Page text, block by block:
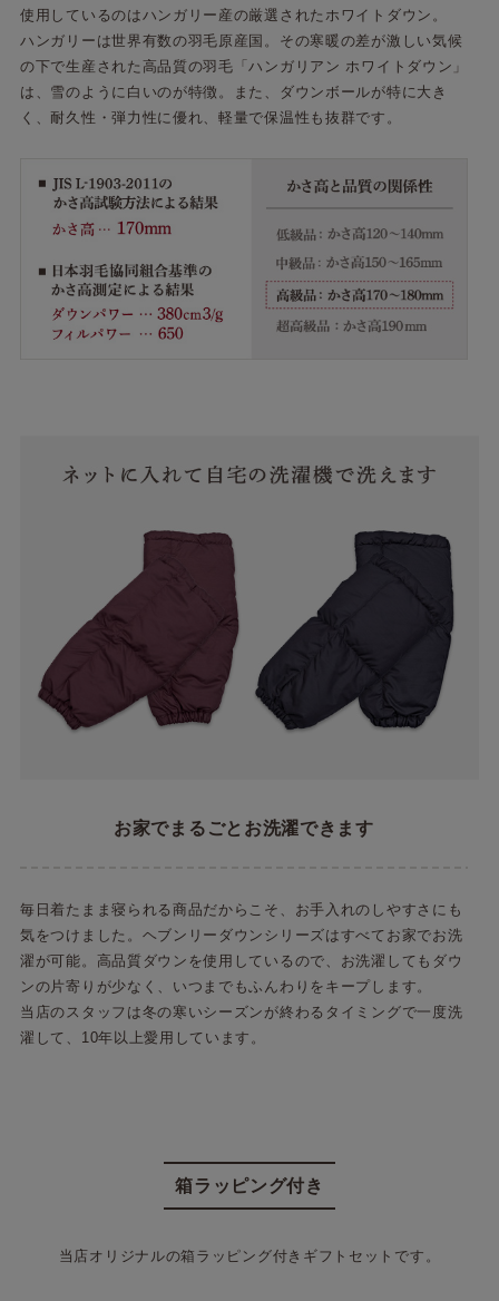
使用しているのはハンガリー産の厳選されたホワイトダウン。
ハンガリーは世界有数の羽毛原産国。その寒暖の差が激しい気候
の下で生産された高品質の羽毛「ハンガリアン ホワイトダウン」
は、雪のように白いのが特徴。また、ダウンボールが特に大き
く、耐久性・弾力性に優れ、軽量で保温性も抜群です。
お家でまるごとお洗濯できます
毎日着たまま寝られる商品だからこそ、お手入れのしやすさにも
気をつけました。ヘブンリーダウンシリーズはすべてお家でお洗
濯が可能。高品質ダウンを使用しているので、お洗濯してもダウ
ンの片寄りが少なく、いつまでもふんわりをキープします。
当店のスタッフは冬の寒いシーズンが終わるタイミングで一度洗
濯して、10年以上愛用しています。
箱ラッピング付き
当店オリジナルの箱ラッピング付きギフトセットです。